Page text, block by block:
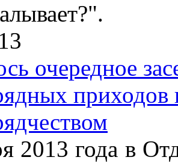
очередное
2013 года в